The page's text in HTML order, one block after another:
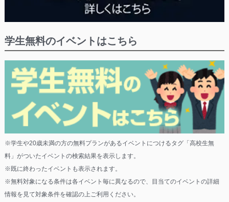
学生無料のイベントはこちら
※学生や20歳未満の方の無料プランがあるイベントにつけるタグ「高校生無
料」がついたイベントの検索結果を表示します。
※既に終わったイベントも表示されます。
※無料対象になる条件は各イベント毎に異なるので、目当てのイベントの詳細
情報を見て対象条件を確認の上ご利用ください。